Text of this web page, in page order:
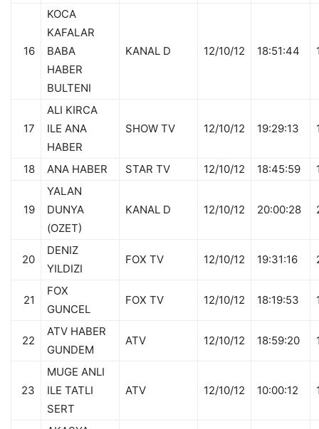
16
KOCA
KAFALAR
BABA
HABER
BULTENI
KANAL D 12/10/12 18:51:44
17
ALI KIRCA
ILE ANA
HABER
SHOW TV 12/10/12 19:29:13
18 ANA HABER STAR TV 12/10/12 18:45:59
19
YALAN
DUNYA
(OZET)
KANAL D 12/10/12 20:00:28
20
DENIZ
YILDIZI
FOX TV 12/10/12 19:31:16
21
FOX
GUNCEL
FOX TV 12/10/12 18:19:53
22
ATV HABER
GUNDEM
ATV 12/10/12 18:59:20
23
MUGE ANLI
ILE TATLI
SERT
ATV 12/10/12 10:00:12